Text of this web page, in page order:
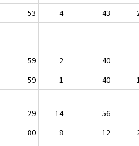
53 4 43
59 2
40
59 1 40
29 14
56
80 8 12